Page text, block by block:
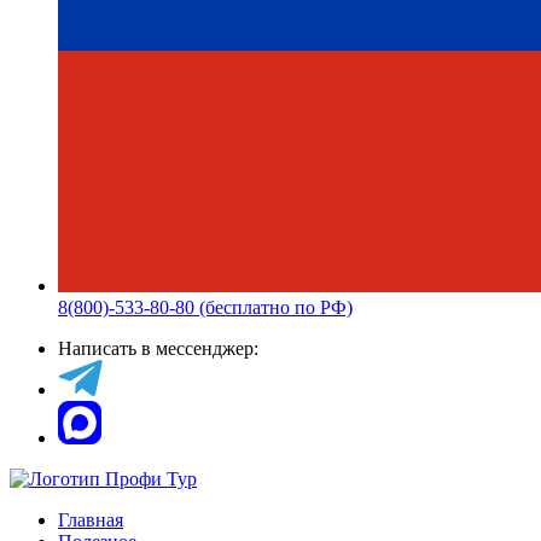
8(800)-533-80-80 (бесплатно по РФ)
Написать в мессенджер:
Главная